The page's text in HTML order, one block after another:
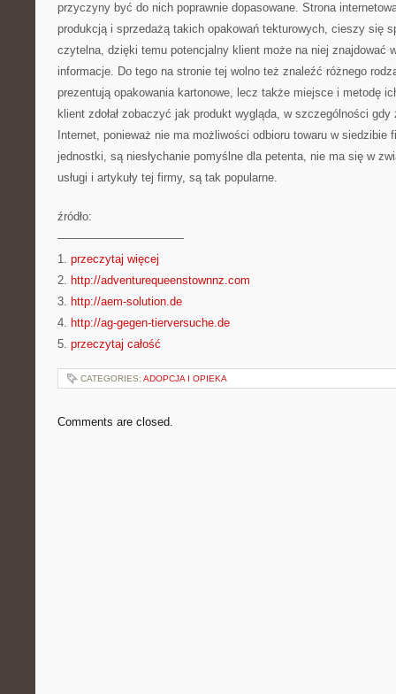
przyczyny być do nich poprawnie dopasowane. Strona
produkcją i sprzedażą takich opakowań tekturowych, cieszy się
czytelna, dzięki temu potencjalny klient może na niej znajdować
informacje. Do tego na stronie tej wolno też znaleźć różnego
prezentują opakowania kartonowe, lecz także miejsce i metodę
klient zdołał zobaczyć jak produkt wygląda, w szczególności
Internet, ponieważ nie ma możliwości odbioru towaru w siedzibie
jednostki, są niesłychanie pomyślne dla petenta, nie ma się w
usługi i artykuły tej firmy, są tak popularne.
źródło:
———————————
1. przeczytaj więcej
2. http://adventurequeenstownnz.com
3. http://aem-solution.de
4. http://ag-gegen-tierversuche.de
5. przeczytaj całość
CATEGORIES: ADOPCJA I OPIEKA
Comments are closed.